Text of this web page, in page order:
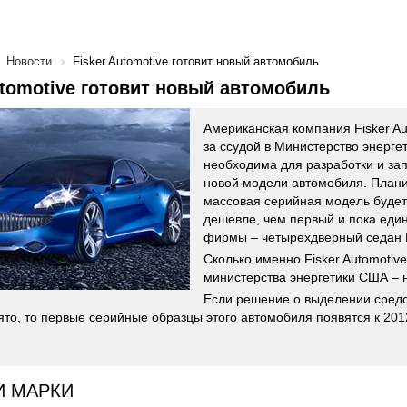
Новости Fisker Automotive готовит новый автомобиль
готовит новый автомобиль
Американская компания Fisker
за ссудой в Министерство
необходима для разработки и
новой модели автомобиля.
массовая серийная модель
дешевле, чем первый и пока
фирмы – четырехдверный седан
Сколько именно Fisker
министерства энергетики США –
Если решение о выделении
то первые серийные образцы этого автомобиля появятся к
МАРКИ